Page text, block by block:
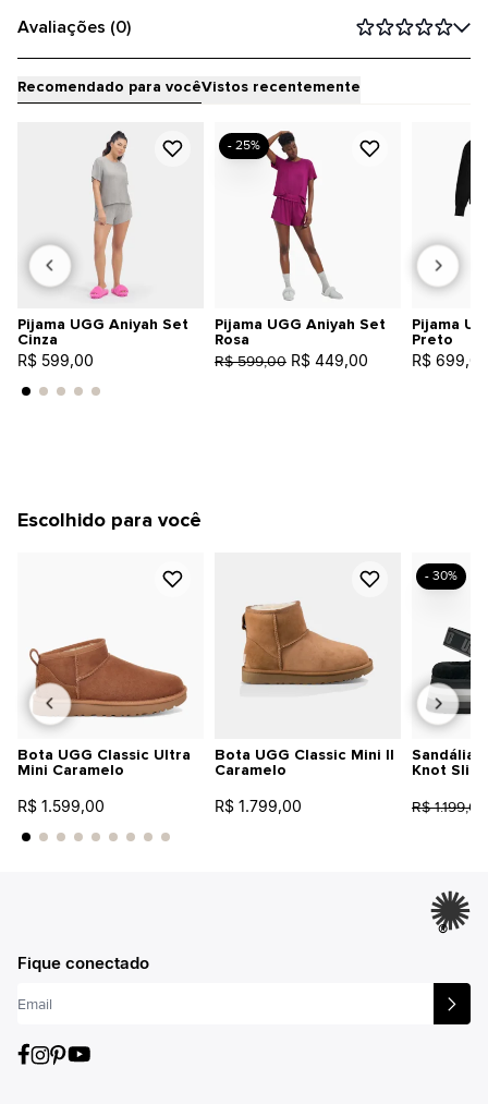
Avaliações (0)
Recomendado para vocêVistos recentemente
Pijama UGG Aniyah Set
Cinza
R$ 599,00
Pijama UGG Aniyah Set
Rosa
R$ 599,00 R$ 449,00
- 25%
Pijama
Preto
R$ 699,00
Escolhido para você
Bota UGG Classic Ultra
Mini Caramelo
R$ 1.599,00
Bota UGG Classic Mini II
Caramelo
R$ 1.799,00
Sandália
Knot
R$ 1.199,00
- 30%
®
Fique conectado